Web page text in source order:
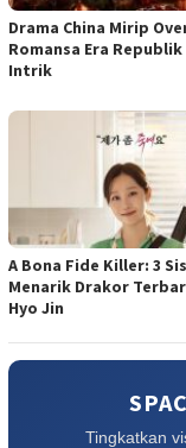
Drama China Mirip
Romansa Era Republik
Intrik
A Bona Fide Killer: 3
Menarik Drakor
Hyo Jin
Tingkatkan